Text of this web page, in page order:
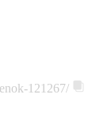
121267/